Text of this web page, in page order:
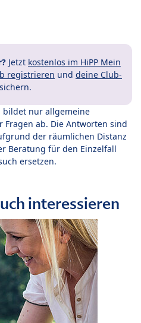
Jetzt kostenlos im HiPP Mein
registrieren und deine Club-
sichern.
bildet nur allgemeine
ab. Die Antworten sind
der räumlichen Distanz
Beratung für den Einzelfall
ersetzen.
interessieren